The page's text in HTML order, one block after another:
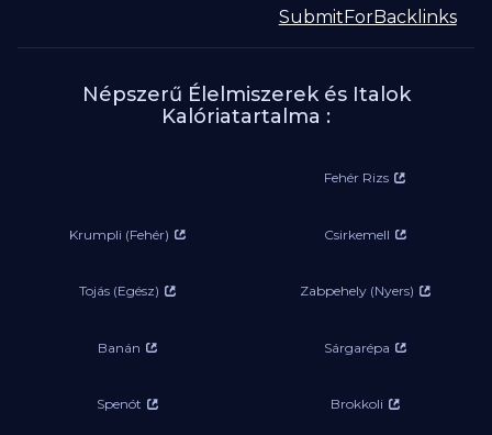
Népszerű Élelmiszerek és Italok
Kalóriatartalma :
Fehér Rizs
Krumpli (Fehér) Csirkemell
Tojás (Egész) Zabpehely (Nyers)
Banán Sárgarépa
Spenót Brokkoli